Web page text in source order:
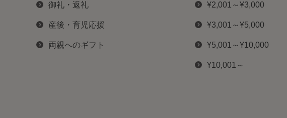
御礼・返礼
産後・育児応援
両親へのギフト
¥2,001～¥3,000
¥3,001～¥5,000
¥5,001～¥10,000
¥10,001～